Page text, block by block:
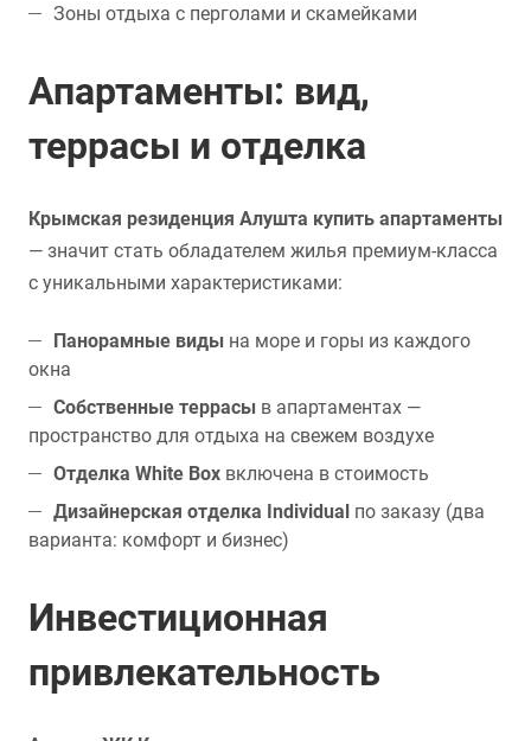
Зоны отдыха с перголами и скамейками
Апартаменты: вид,
террасы и отделка
Крымская резиденция Алушта купить апартаменты
— значит стать обладателем жилья премиум-класса
с уникальными характеристиками:
Панорамные виды на море и горы из каждого
окна
Собственные террасы в апартаментах —
пространство для отдыха на свежем воздухе
Отделка White Box включена в стоимость
Дизайнерская отделка Individual по заказу (два
варианта: комфорт и бизнес)
Инвестиционная
привлекательность